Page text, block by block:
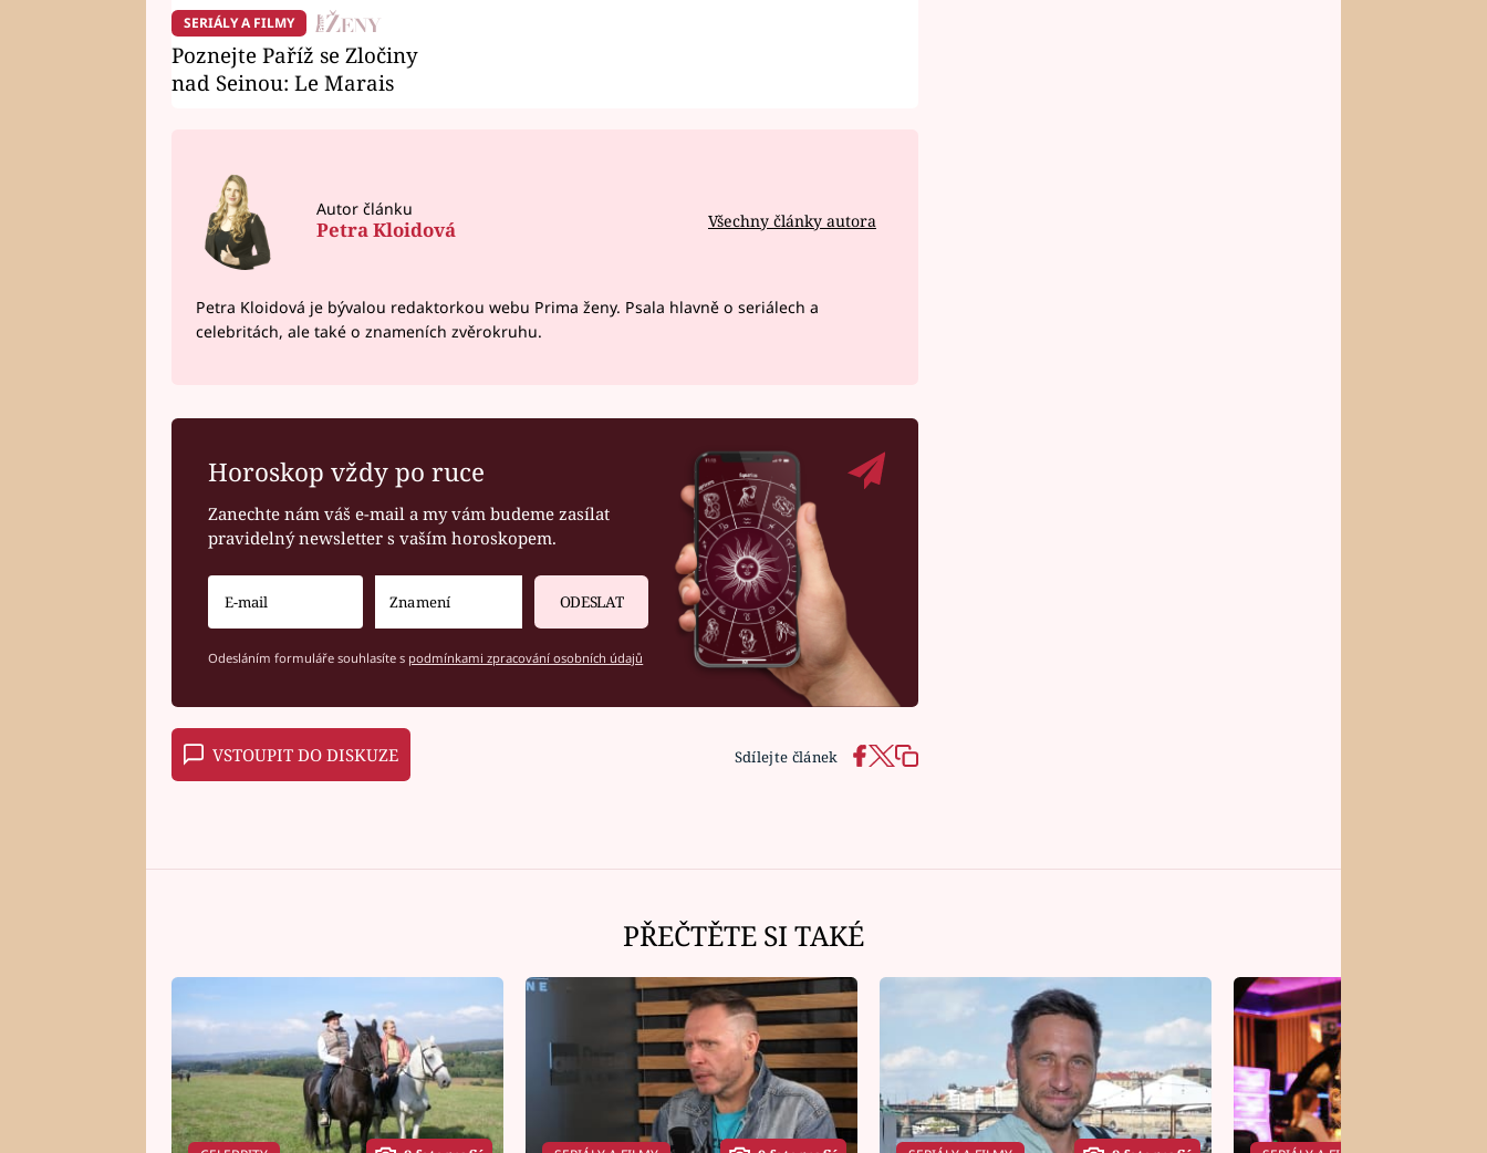
SERIÁLY A FILMY
Poznejte Paříž se Zločiny
nad Seinou: Le Marais
Autor článku
Petra Kloidová Všechny články autora
Petra Kloidová je bývalou redaktorkou webu Prima ženy. Psala hlavně o seriálech a
celebritách, ale také o znameních zvěrokruhu.
Horoskop vždy po ruce
Zanechte nám váš e-mail a my vám budeme zasílat
pravidelný newsletter s vaším horoskopem.
ODESLAT
Odesláním formuláře souhlasíte s podmínkami zpracování osobních údajů
VSTOUPIT DO DISKUZE Sdílejte článek
PŘEČTĚTE SI TAKÉ